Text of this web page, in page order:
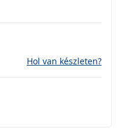
Hol van készleten?